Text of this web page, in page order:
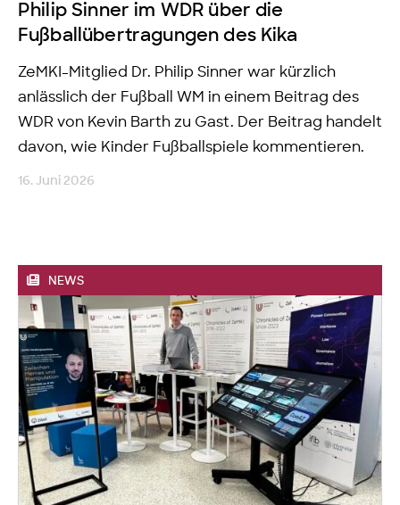
Philip Sinner im WDR über die
Fußballübertragungen des Kika
ZeMKI-Mitglied Dr. Philip Sinner war kürzlich
anlässlich der Fußball WM in einem Beitrag des
WDR von Kevin Barth zu Gast. Der Beitrag handelt
davon, wie Kinder Fußballspiele kommentieren.
16. Juni 2026
NEWS